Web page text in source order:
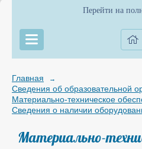
Перейти на
Главная →
Сведения об образовательной
Материально-техническое
Сведения о наличии
Материально-